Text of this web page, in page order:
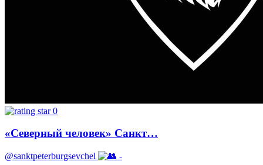
0
«Северный человек» Санкт…
@sanktpeterburgsevchel -